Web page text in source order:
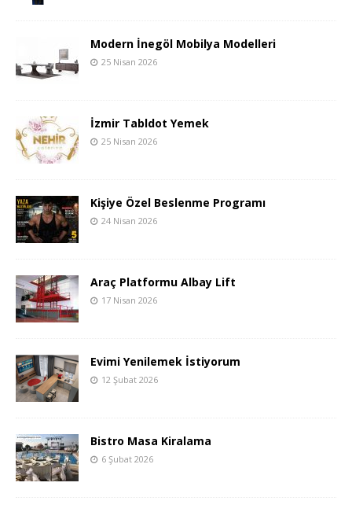
Modern İnegöl Mobilya Modelleri
25 Nisan 2026
İzmir Tabldot Yemek
25 Nisan 2026
Kişiye Özel Beslenme Programı
24 Nisan 2026
Araç Platformu Albay Lift
17 Nisan 2026
Evimi Yenilemek İstiyorum
12 Şubat 2026
Bistro Masa Kiralama
6 Şubat 2026